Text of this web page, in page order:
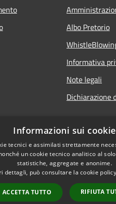
Albo Pretorio
Informativa
Note legali
Dichiarazione
Informazioni sui cookie
tecnici e assimilati strettamente
un cookie tecnico analitico al
statistiche, aggregate e anonime.
dettagli, può consultare la cookie
ACCETTA TUTTO RIFIUTA